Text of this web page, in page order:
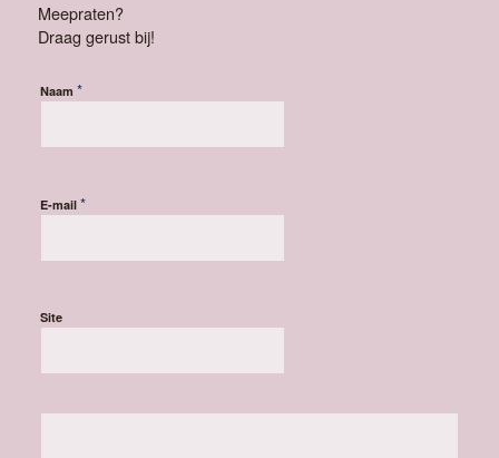
Meepraten?
Draag gerust bij!
Naam *
E-mail *
Site